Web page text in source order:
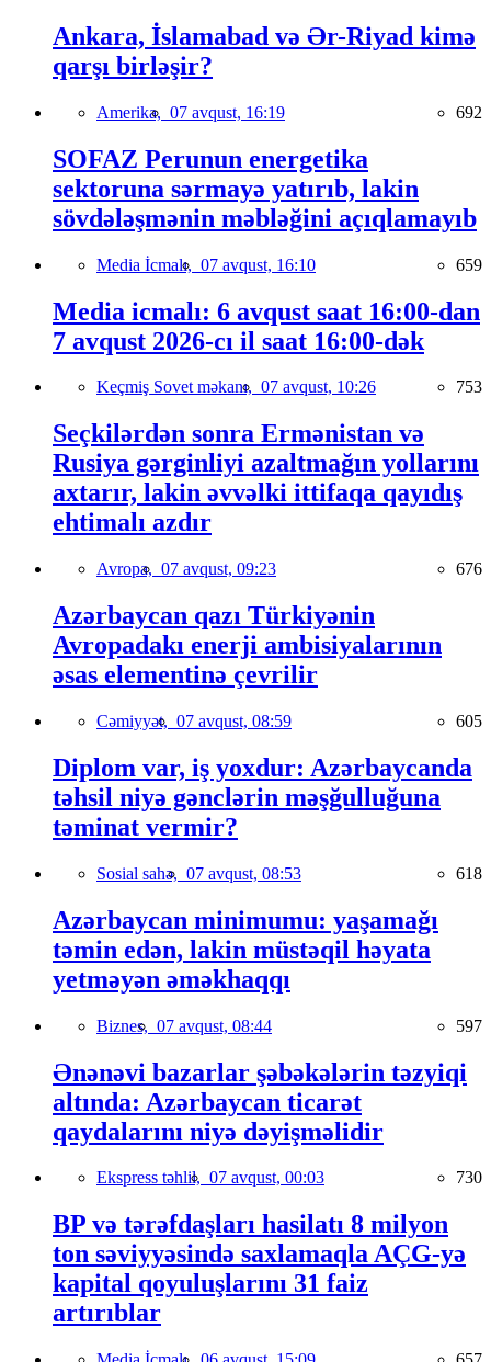
Ankara, İslamabad və Ər-Riyad kimə
qarşı birləşir?
Amerika, 07 avqust, 16:19 692
SOFAZ Perunun energetika
sektoruna sərmayə yatırıb, lakin
sövdələşmənin məbləğini açıqlamayıb
Media İcmalı, 07 avqust, 16:10 659
Media icmalı: 6 avqust saat 16:00-dan
7 avqust 2026-cı il saat 16:00-dək
Keçmiş Sovet məkanı, 07 avqust, 10:26 753
Seçkilərdən sonra Ermənistan və
Rusiya gərginliyi azaltmağın yollarını
axtarır, lakin əvvəlki ittifaqa qayıdış
ehtimalı azdır
Avropa, 07 avqust, 09:23 676
Azərbaycan qazı Türkiyənin
Avropadakı enerji ambisiyalarının
əsas elementinə çevrilir
Cəmiyyət, 07 avqust, 08:59 605
Diplom var, iş yoxdur: Azərbaycanda
təhsil niyə gənclərin məşğulluğuna
təminat vermir?
Sosial sahə, 07 avqust, 08:53 618
Azərbaycan minimumu: yaşamağı
təmin edən, lakin müstəqil həyata
yetməyən əməkhaqqı
Biznes, 07 avqust, 08:44 597
Ənənəvi bazarlar şəbəkələrin təzyiqi
altında: Azərbaycan ticarət
qaydalarını niyə dəyişməlidir
Ekspress təhlil, 07 avqust, 00:03 730
BP və tərəfdaşları hasilatı 8 milyon
ton səviyyəsində saxlamaqla AÇG-yə
kapital qoyuluşlarını 31 faiz
artırıblar